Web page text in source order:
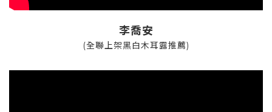
李喬安
(全聯上架黑白木耳露推薦)